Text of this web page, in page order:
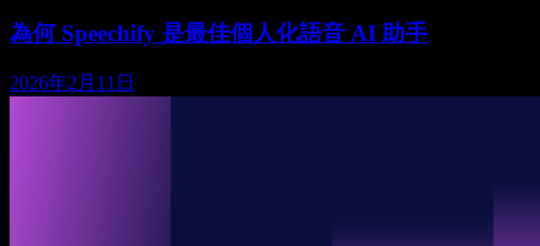
為何 Speechify 是最佳個人化語音 AI 助手
2026年2月11日